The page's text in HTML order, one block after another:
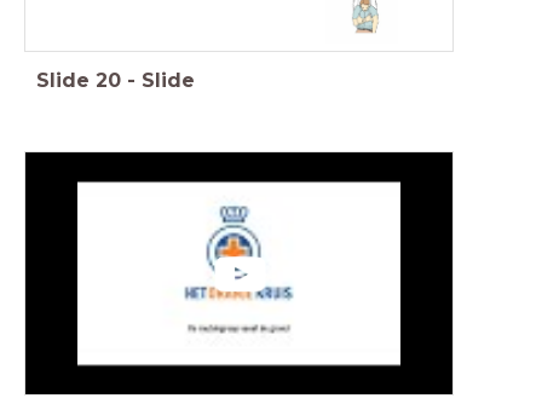
Slide 20 - Slide